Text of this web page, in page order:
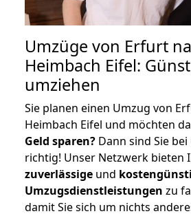
Umzüge von Erfurt
Heimbach Eifel:
umziehen
Sie planen einen Umzug von
Heimbach Eifel und möchten
Geld sparen? Dann sind Sie
richtig! Unser Netzwerk bieten
zuverlässige und
Umzugsdienstleistungen zu
damit Sie sich um nichts